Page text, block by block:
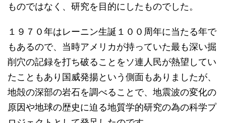
ものではなく、研究を目的にしたものでした。
１９７０年はレーニン生誕１００周年に当たる年で
もあるので、当時アメリカが持っていた最も深い掘
削穴の記録を打ち破ることをソ連人民が熱望してい
たこともあり国威発揚という側面もありましたが、
地殻の深部の岩石を調べることで、地震波の変化の
原因や地球の歴史に迫る地質学的研究の為の科学プ